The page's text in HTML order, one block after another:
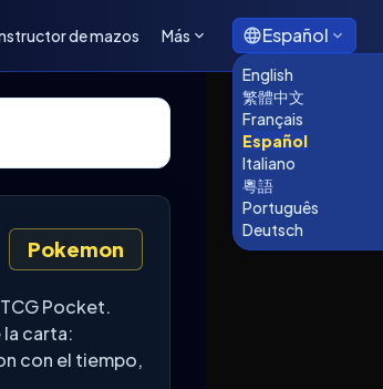
de mazos Más Español
English
繁體中文
Français
Español
Italiano
粵語
Português
Deutsch
Pokemon
Pocket.
carta:
con el tiempo,